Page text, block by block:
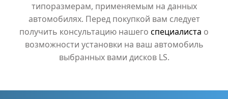
типоразмерам, применяемым на данных
автомобилях. Перед покупкой вам следует
получить консультацию нашего специалиста о
возможности установки на ваш автомобиль
выбранных вами дисков LS.